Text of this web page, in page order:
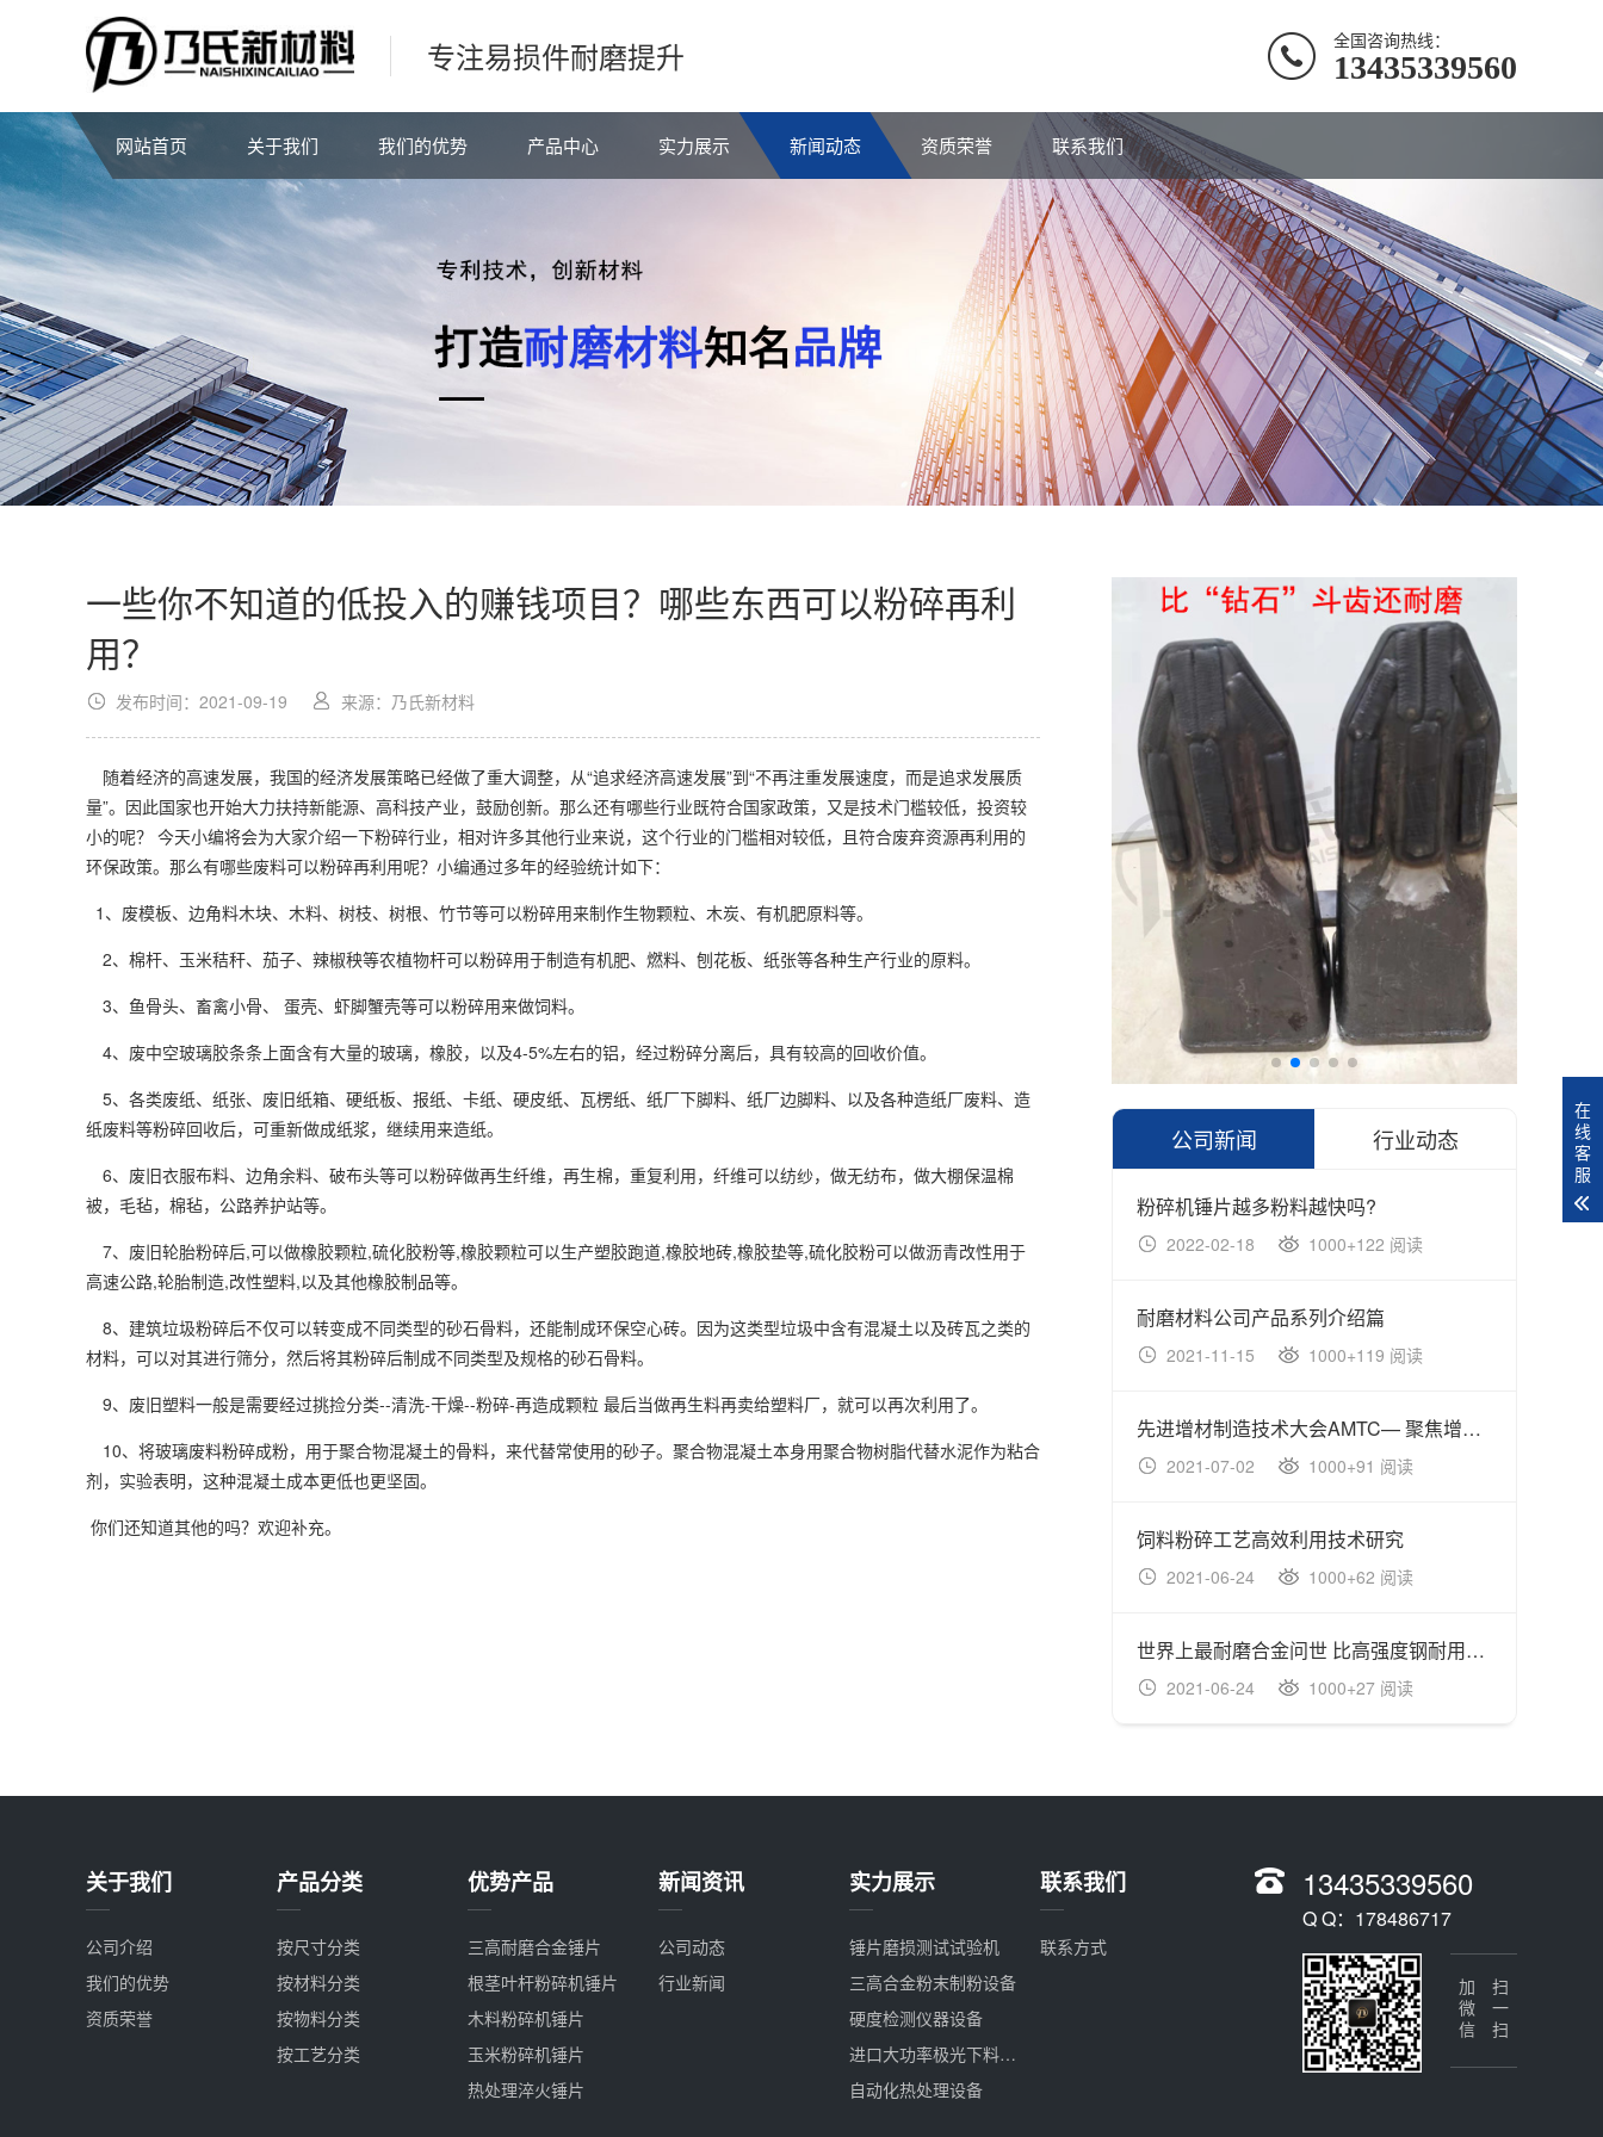
专注易损件耐磨提升 全国咨询热线：
13435339560
网站首页 关于我们 我们的优势 产品中心 实力展示 新闻动态 资质荣誉 联系我们
一些你不知道的低投入的赚钱项目？哪些东西可以粉碎再利
用？
发布时间：2021-09-19 来源：乃氏新材料
随着经济的高速发展，我国的经济发展策略已经做了重大调整，从“追求经济高速发展”到“不再注重发展速度，而是追求发展质
量”。因此国家也开始大力扶持新能源、高科技产业，鼓励创新。那么还有哪些行业既符合国家政策，又是技术门槛较低，投资较
小的呢？ 今天小编将会为大家介绍一下粉碎行业，相对许多其他行业来说，这个行业的门槛相对较低，且符合废弃资源再利用的
环保政策。那么有哪些废料可以粉碎再利用呢？小编通过多年的经验统计如下：
1、废模板、边角料木块、木料、树枝、树根、竹节等可以粉碎用来制作生物颗粒、木炭、有机肥原料等。
2、棉杆、玉米秸秆、茄子、辣椒秧等农植物杆可以粉碎用于制造有机肥、燃料、刨花板、纸张等各种生产行业的原料。
3、鱼骨头、畜禽小骨、 蛋壳、虾脚蟹壳等可以粉碎用来做饲料。
4、废中空玻璃胶条条上面含有大量的玻璃，橡胶，以及4-5%左右的铝，经过粉碎分离后，具有较高的回收价值。
5、各类废纸、纸张、废旧纸箱、硬纸板、报纸、卡纸、硬皮纸、瓦楞纸、纸厂下脚料、纸厂边脚料、以及各种造纸厂废料、造
纸废料等粉碎回收后，可重新做成纸浆，继续用来造纸。
6、废旧衣服布料、边角余料、破布头等可以粉碎做再生纤维，再生棉，重复利用，纤维可以纺纱，做无纺布，做大棚保温棉
被，毛毡，棉毡，公路养护站等。
7、废旧轮胎粉碎后,可以做橡胶颗粒,硫化胶粉等,橡胶颗粒可以生产塑胶跑道,橡胶地砖,橡胶垫等,硫化胶粉可以做沥青改性用于
高速公路,轮胎制造,改性塑料,以及其他橡胶制品等。
8、建筑垃圾粉碎后不仅可以转变成不同类型的砂石骨料，还能制成环保空心砖。因为这类型垃圾中含有混凝土以及砖瓦之类的
材料，可以对其进行筛分，然后将其粉碎后制成不同类型及规格的砂石骨料。
9、废旧塑料一般是需要经过挑捡分类--清洗-干燥--粉碎-再造成颗粒 最后当做再生料再卖给塑料厂，就可以再次利用了。
10、将玻璃废料粉碎成粉，用于聚合物混凝土的骨料，来代替常使用的砂子。聚合物混凝土本身用聚合物树脂代替水泥作为粘合
剂，实验表明，这种混凝土成本更低也更坚固。
你们还知道其他的吗？欢迎补充。
公司新闻 行业动态
粉碎机锤片越多粉料越快吗?
2022-02-18 1000+122 阅读
耐磨材料公司产品系列介绍篇
2021-11-15 1000+119 阅读
先进增材制造技术大会AMTC— 聚焦增材制造大未来！
2021-07-02 1000+91 阅读
饲料粉碎工艺高效利用技术研究
2021-06-24 1000+62 阅读
世界上最耐磨合金问世 比高强度钢耐用100倍
2021-06-24 1000+27 阅读
关于我们
公司介绍
我们的优势
资质荣誉
产品分类
按尺寸分类
按材料分类
按物料分类
按工艺分类
优势产品
三高耐磨合金锤片
根茎叶杆粉碎机锤片
木料粉碎机锤片
玉米粉碎机锤片
热处理淬火锤片
新闻资讯
公司动态
行业新闻
实力展示
锤片磨损测试试验机
三高合金粉末制粉设备
硬度检测仪器设备
进口大功率极光下料设备
自动化热处理设备
联系我们
联系方式
13435339560
Q Q：178486717
扫一扫
加微信
在
线
客
服